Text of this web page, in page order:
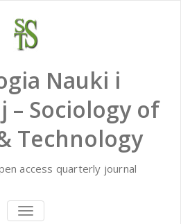
Nauki i
– Sociology of
Technology
access quarterly journal
TOGGLE